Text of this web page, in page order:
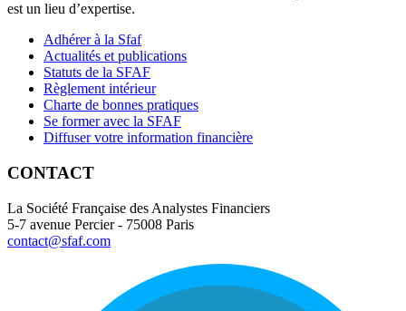
est un lieu d’expertise.
Adhérer à la Sfaf
Actualités et publications
Statuts de la SFAF
Règlement intérieur
Charte de bonnes pratiques
Se former avec la SFAF
Diffuser votre information financière
CONTACT
La Société Française des Analystes Financiers
5-7 avenue Percier - 75008 Paris
contact@sfaf.com